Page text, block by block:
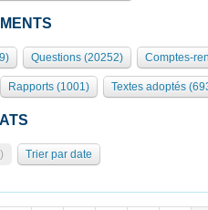
Questions (20252) Comptes-
Rapports (1001) Textes adoptés
Trier par date